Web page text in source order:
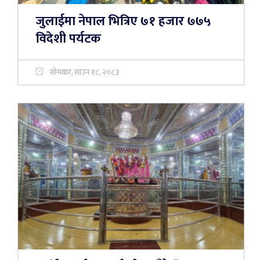
जुलाईमा नेपाल भित्रिए ७१ हजार ७७५
विदेशी पर्यटक
सोमबार, साउन १८, २०८३